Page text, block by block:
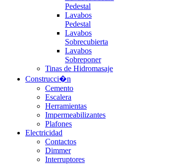
Pedestal
Lavabos
Pedestal
Lavabos
Sobrecubierta
Lavabos
Sobreponer
Tinas de Hidromasaje
Construcci�n
Cemento
Escalera
Herramientas
Impermeabilizantes
Plafones
Electricidad
Contactos
Dimmer
Interruptores